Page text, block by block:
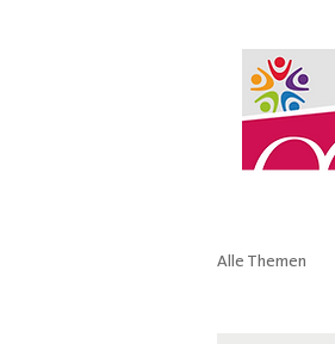
Alle Themen